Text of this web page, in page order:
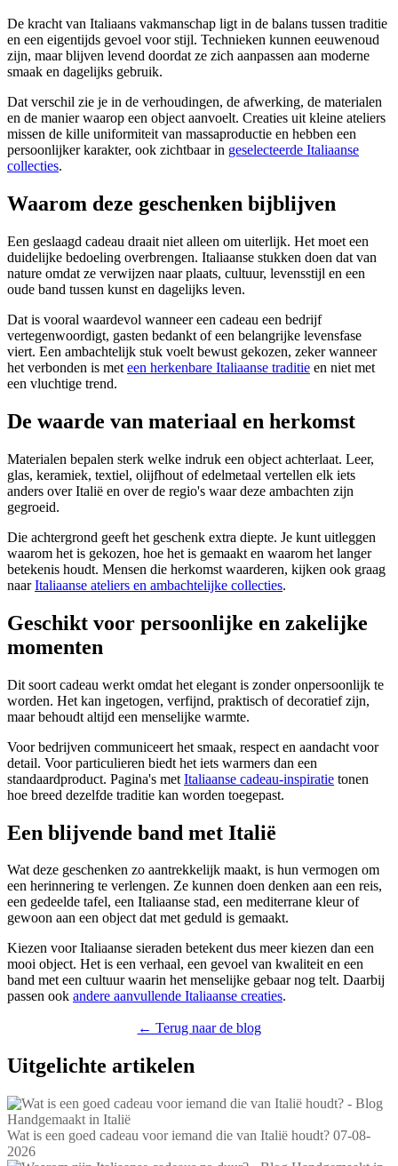
De kracht van Italiaans vakmanschap ligt in de balans tussen traditie
en een eigentijds gevoel voor stijl. Technieken kunnen eeuwenoud
zijn, maar blijven levend doordat ze zich aanpassen aan moderne
smaak en dagelijks gebruik.
Dat verschil zie je in de verhoudingen, de afwerking, de materialen
en de manier waarop een object aanvoelt. Creaties uit kleine ateliers
missen de kille uniformiteit van massaproductie en hebben een
persoonlijker karakter, ook zichtbaar in geselecteerde Italiaanse
collecties.
Waarom deze geschenken bijblijven
Een geslaagd cadeau draait niet alleen om uiterlijk. Het moet een
duidelijke bedoeling overbrengen. Italiaanse stukken doen dat van
nature omdat ze verwijzen naar plaats, cultuur, levensstijl en een
oude band tussen kunst en dagelijks leven.
Dat is vooral waardevol wanneer een cadeau een bedrijf
vertegenwoordigt, gasten bedankt of een belangrijke levensfase
viert. Een ambachtelijk stuk voelt bewust gekozen, zeker wanneer
het verbonden is met een herkenbare Italiaanse traditie en niet met
een vluchtige trend.
De waarde van materiaal en herkomst
Materialen bepalen sterk welke indruk een object achterlaat. Leer,
glas, keramiek, textiel, olijfhout of edelmetaal vertellen elk iets
anders over Italië en over de regio's waar deze ambachten zijn
gegroeid.
Die achtergrond geeft het geschenk extra diepte. Je kunt uitleggen
waarom het is gekozen, hoe het is gemaakt en waarom het langer
betekenis houdt. Mensen die herkomst waarderen, kijken ook graag
naarItaliaanse ateliers en ambachtelijke collecties.
Geschikt voor persoonlijke en zakelijke
momenten
Dit soort cadeau werkt omdat het elegant is zonder onpersoonlijk te
worden. Het kan ingetogen, verfijnd, praktisch of decoratief zijn,
maar behoudt altijd een menselijke warmte.
Voor bedrijven communiceert het smaak, respect en aandacht voor
detail. Voor particulieren biedt het iets warmers dan een
standaardproduct. Pagina's met Italiaanse cadeau-inspiratie tonen
hoe breed dezelfde traditie kan worden toegepast.
Een blijvende band met Italië
Wat deze geschenken zo aantrekkelijk maakt, is hun vermogen om
een herinnering te verlengen. Ze kunnen doen denken aan een reis,
een gedeelde tafel, een Italiaanse stad, een mediterrane kleur of
gewoon aan een object dat met geduld is gemaakt.
Kiezen voor Italiaanse sieraden betekent dus meer kiezen dan een
mooi object. Het is een verhaal, een gevoel van kwaliteit en een
band met een cultuur waarin het menselijke gebaar nog telt. Daarbij
passen ook andere aanvullende Italiaanse creaties.
← Terug naar de blog
Uitgelichte artikelen
Wat is een goed cadeau voor iemand die van Italië houdt? 07-08-
2026